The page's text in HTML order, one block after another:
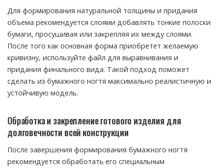
Для формирования натуральной толщины и придания
объема рекомендуется слоями добавлять тонкие полоски
бумаги, просушивая или закрепляя их между слоями.
После того как основная форма приобретет желаемую
кривизну, используйте файл для выравнивания и
придания финального вида. Такой подход поможет
сделать из бумажного ногтя максимально реалистичную и
устойчивую модель.
Обработка и закрепление готового изделия для
долговечности всей конструкции
После завершения формирования бумажного ногтя
рекомендуется обработать его специальным